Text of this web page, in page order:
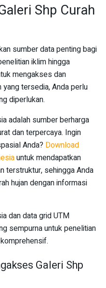
Shp Curah
sumber data penting bagi
iklim hingga
mengakses dan
yang tersedia, Anda perlu
diperlukan.
adalah sumber berharga
dan terpercaya. Ingin
Anda? Download
untuk mendapatkan
terstruktur, sehingga Anda
hujan dengan informasi
dan data grid UTM
sempurna untuk penelitian
Galeri Shp